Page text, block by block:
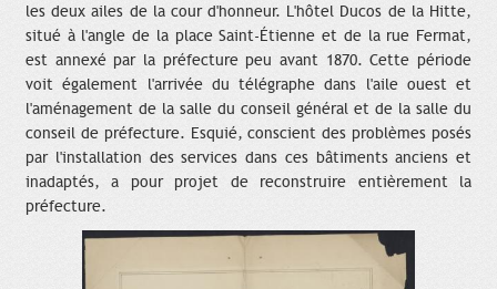
les deux ailes de la cour d'honneur. L'hôtel Ducos de la Hitte,
situé à l'angle de la place Saint-Étienne et de la rue Fermat,
est annexé par la préfecture peu avant 1870. Cette période
voit également l'arrivée du télégraphe dans l'aile ouest et
l'aménagement de la salle du conseil général et de la salle du
conseil de préfecture. Esquié, conscient des problèmes posés
par l'installation des services dans ces bâtiments anciens et
inadaptés, a pour projet de reconstruire entièrement la
préfecture.